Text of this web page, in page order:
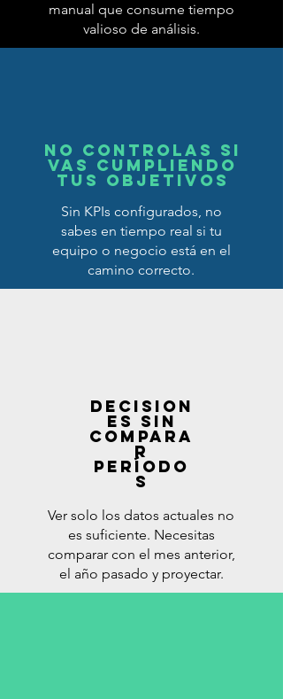
manual que consume tiempo
valioso de análisis.
No controlas si
vas cumpliendo
tus objetivos
Sin KPIs configurados, no
sabes en tiempo real si tu
equipo o negocio está en el
camino correcto.
Decision
es sin
compara
r
período
s
Ver solo los datos actuales no
es suficiente. Necesitas
comparar con el mes anterior,
el año pasado y proyectar.